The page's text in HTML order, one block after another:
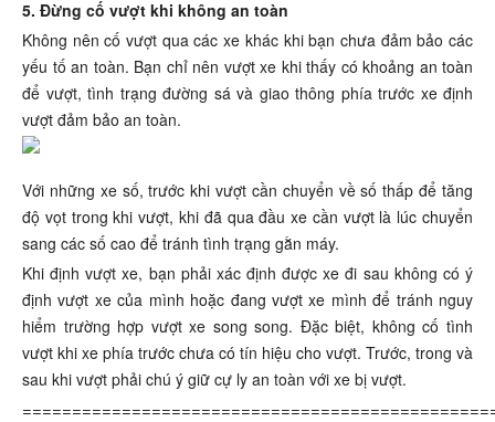
5. Đừng cố vượt khi không an toàn
Không nên cố vượt qua các xe khác khi bạn chưa đảm bảo các
yếu tố an toàn. Bạn chỉ nên vượt xe khi thấy có khoảng an toàn
để vượt, tình trạng đường sá và giao thông phía trước xe định
vượt đảm bảo an toàn.
Với những xe số, trước khi vượt cần chuyển về số thấp để tăng
độ vọt trong khi vượt, khi đã qua đầu xe cần vượt là lúc chuyển
sang các số cao để tránh tình trạng gằn máy.
Khi định vượt xe, bạn phải xác định được xe đi sau không có ý
định vượt xe của mình hoặc đang vượt xe mình để tránh nguy
hiểm trường hợp vượt xe song song. Đặc biệt, không cố tình
vượt khi xe phía trước chưa có tín hiệu cho vượt. Trước, trong và
sau khi vượt phải chú ý giữ cự ly an toàn với xe bị vượt.